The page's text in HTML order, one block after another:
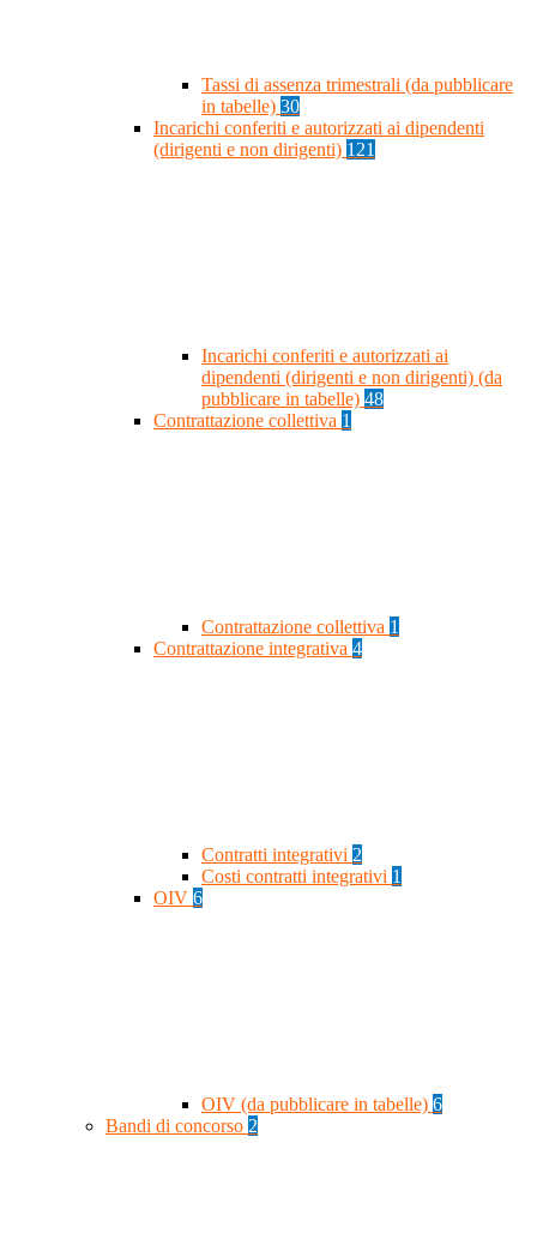
Tassi di assenza trimestrali (da pubblicare
in tabelle) 30
Incarichi conferiti e autorizzati ai dipendenti
(dirigenti e non dirigenti) 121
Incarichi conferiti e autorizzati ai
dipendenti (dirigenti e non dirigenti) (da
pubblicare in tabelle) 48
Contrattazione collettiva 1
Contrattazione collettiva 1
Contrattazione integrativa 4
Contratti integrativi 2
Costi contratti integrativi 1
OIV 6
OIV (da pubblicare in tabelle) 6
Bandi di concorso 2